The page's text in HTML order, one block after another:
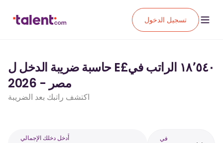
تسجيل الدخول
حاسبة ضريبة الدخل ل E£‏١٨٬٥٤٠ الراتب في
مصر - 2026
اكتشف راتبك بعد الضريبة
أَدخل دخلك الإجمالي في